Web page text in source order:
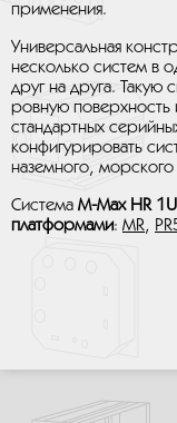
применения.
Универсальная
несколько систем в
друг на друга. Такую
ровную
стандартных
конфигурировать
наземного,
Система M-Max HR 1U
платформами: MR,